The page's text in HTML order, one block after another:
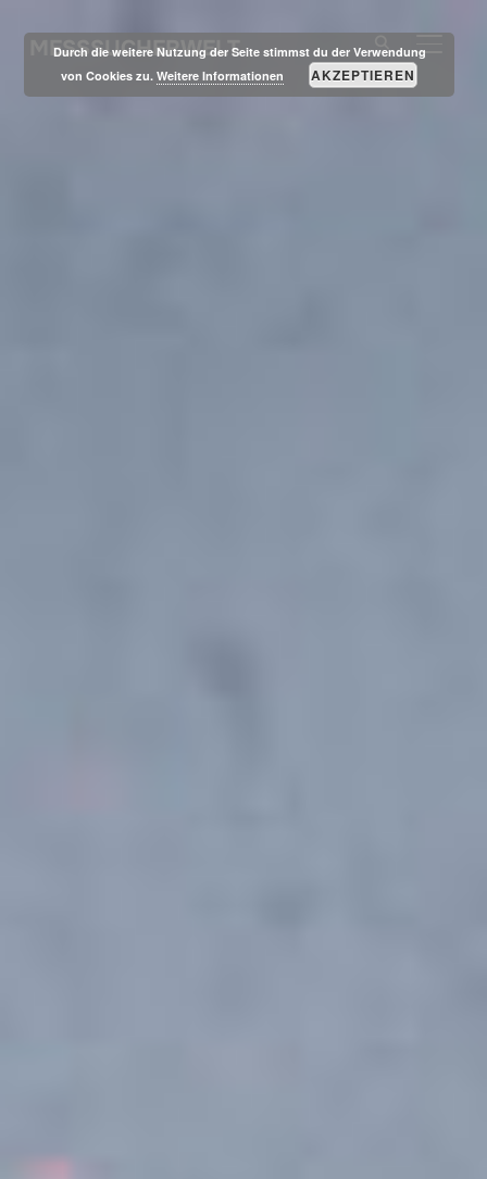
MESSSUCHERWELT
Durch die weitere Nutzung der Seite stimmst du der Verwendung
von Cookies zu.Weitere Informationen AKZEPTIEREN